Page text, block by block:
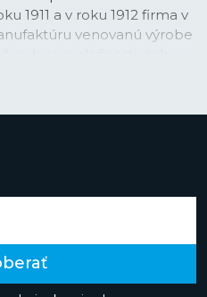
1911 a v roku 1912 firma v
venovanú výrobe
si od počiatku zakládala
technike hodiniek.
na svete
hodinky
značka), hodinky
alebo slávne „mesačné"
Bulova sa totiž zhodou